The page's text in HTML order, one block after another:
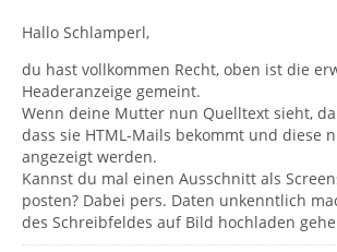
Hallo Schlamperl,
du hast vollkommen Recht, oben ist die
Headeranzeige gemeint.
Wenn deine Mutter nun Quelltext sieht,
dass sie HTML-Mails bekommt und diese
angezeigt werden.
Kannst du mal einen Ausschnitt als
posten? Dabei pers. Daten unkenntlich
des Schreibfeldes auf Bild hochladen